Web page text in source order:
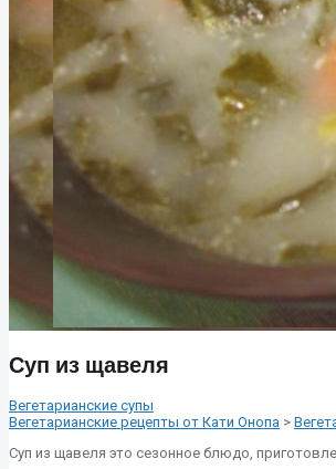
Суп из щавеля
Вегетарианские супы
Вегетарианские рецепты от Кати Онопа >
Суп из щавеля это сезонное блюдо,